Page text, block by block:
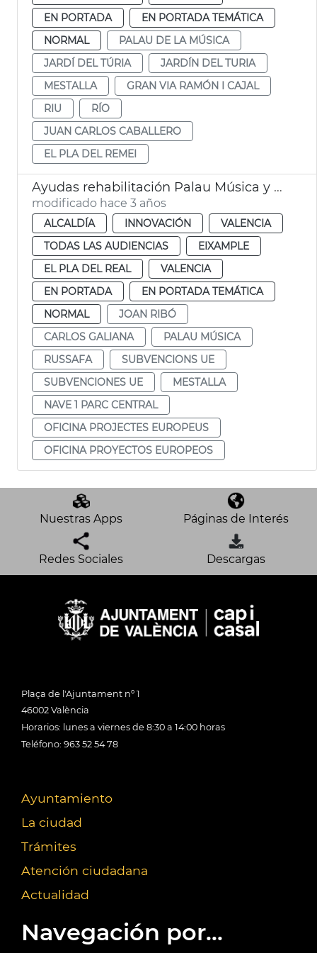
EN PORTADA
EN PORTADA TEMÁTICA
NORMAL
PALAU DE LA MÚSICA
JARDÍ DEL TÚRIA
JARDÍN DEL TURIA
MESTALLA
GRAN VIA RAMÓN I CAJAL
RIU
RÍO
JUAN CARLOS CABALLERO
EL PLA DEL REMEI
Ayudas rehabilitación Palau Música y Nave 1 Parc Central
modificado hace 3 años
ALCALDÍA INNOVACIÓN
VALENCIA
TODAS LAS AUDIENCIAS
EIXAMPLE
EL PLA DEL REAL
VALENCIA
EN PORTADA
EN PORTADA TEMÁTICA
NORMAL
JOAN RIBÓ
CARLOS GALIANA
PALAU MÚSICA
RUSSAFA
SUBVENCIONS UE
SUBVENCIONES UE
MESTALLA
NAVE 1 PARC CENTRAL
OFICINA PROJECTES EUROPEUS
OFICINA PROYECTOS EUROPEOS
Nuestras Apps Páginas de Interés
Redes Sociales Descargas
Plaça de l'Ajuntament nº 1
46002 València
Horarios: lunes a viernes de 8:30 a 14:00 horas
Teléfono: 963 52 54 78
Ayuntamiento
La ciudad
Trámites
Atención ciudadana
Actualidad
Navegación por...